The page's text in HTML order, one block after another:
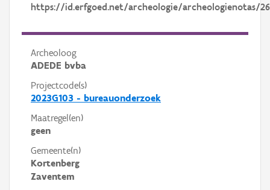
https://id.erfgoed.net/archeologie/archeologienotas/
Archeoloog
ADEDE bvba
Projectcode(s)
2023G103 - bureauonderzoek
Maatregel(en)
geen
Gemeente(n)
Kortenberg
Zaventem